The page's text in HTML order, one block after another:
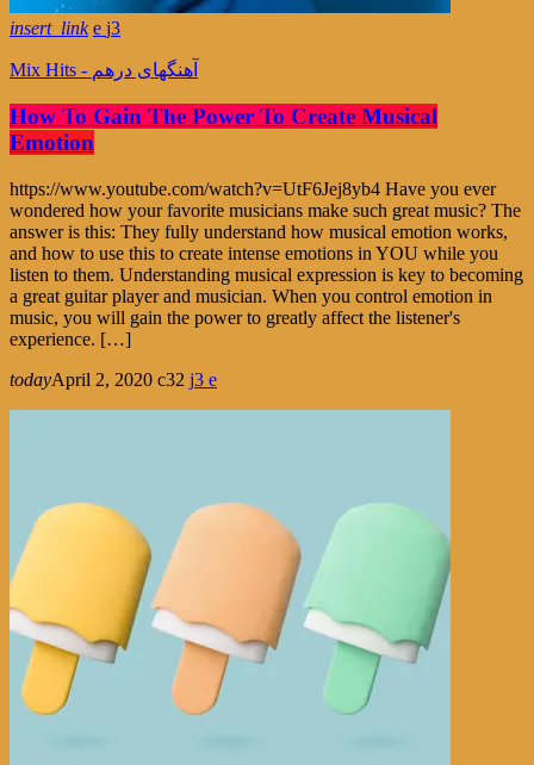
insert_link 3
Mix Hits - آهنگهای درهم
How To Gain The Power To Create Musical
Emotion
https://www.youtube.com/watch?v=UtF6Jej8yb4 Have you ever
wondered how your favorite musicians make such great music? The
answer is this: They fully understand how musical emotion works,
and how to use this to create intense emotions in YOU while you
listen to them. Understanding musical expression is key to becoming
a great guitar player and musician. When you control emotion in
music, you will gain the power to greatly affect the listener's
experience. […]
todayApril 2, 2020 32 3